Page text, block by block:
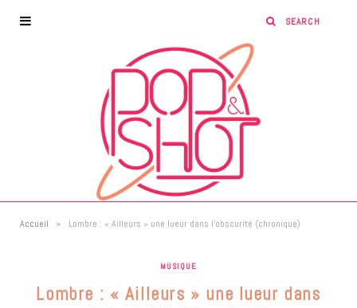
Accueil » Lombre : « Ailleurs » une lueur dans l’obscurité (chronique)
MUSIQUE
Lombre : « Ailleurs » une lueur dans